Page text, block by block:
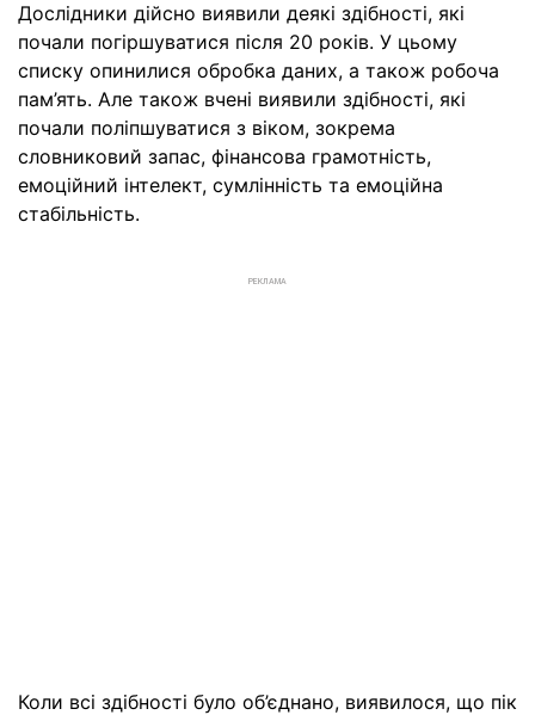
Дослідники дійсно виявили деякі здібності, які
почали погіршуватися після 20 років. У цьому
списку опинилися обробка даних, а також робоча
пам’ять. Але також вчені виявили здібності, які
почали поліпшуватися з віком, зокрема
словниковий запас, фінансова грамотність,
емоційний інтелект, сумлінність та емоційна
стабільність.
РЕКЛАМА
Коли всі здібності було об’єднано, виявилося, що пік